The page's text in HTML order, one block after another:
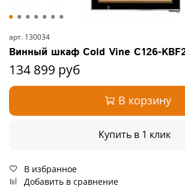
арт. 130034
Винный шкаф Cold Vine C126-
134 899 руб
В корзину
Купить в 1 клик
В избранное
Добавить в сравнение